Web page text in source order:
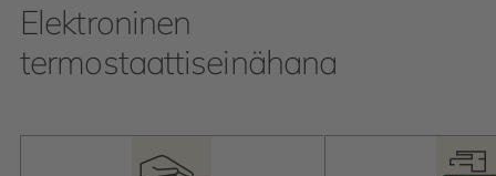
Elektroninen
termostaattiseinähana